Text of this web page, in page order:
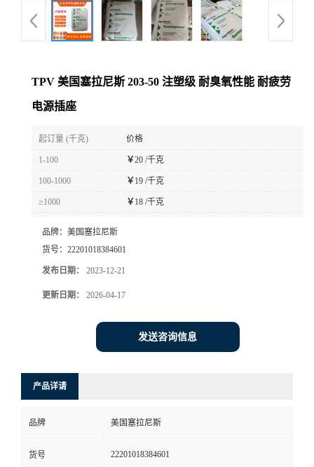
展
留
TPV 美国塞拉尼斯 203-50 注塑级 耐臭氧性能 耐疲劳
电源插座
起订量 (千克) 价格
1-100 ￥20 /千克
100-1000 ￥ 19 /千克
≥1000 ￥ 18 /千克
品牌： 美国塞拉尼斯
货号： 22201018384601
发布日期： 2023-12-21
更新日期： 2026-04-17
发送咨询信息
产品详请
品牌 美国塞拉尼斯
货号 22201018384601